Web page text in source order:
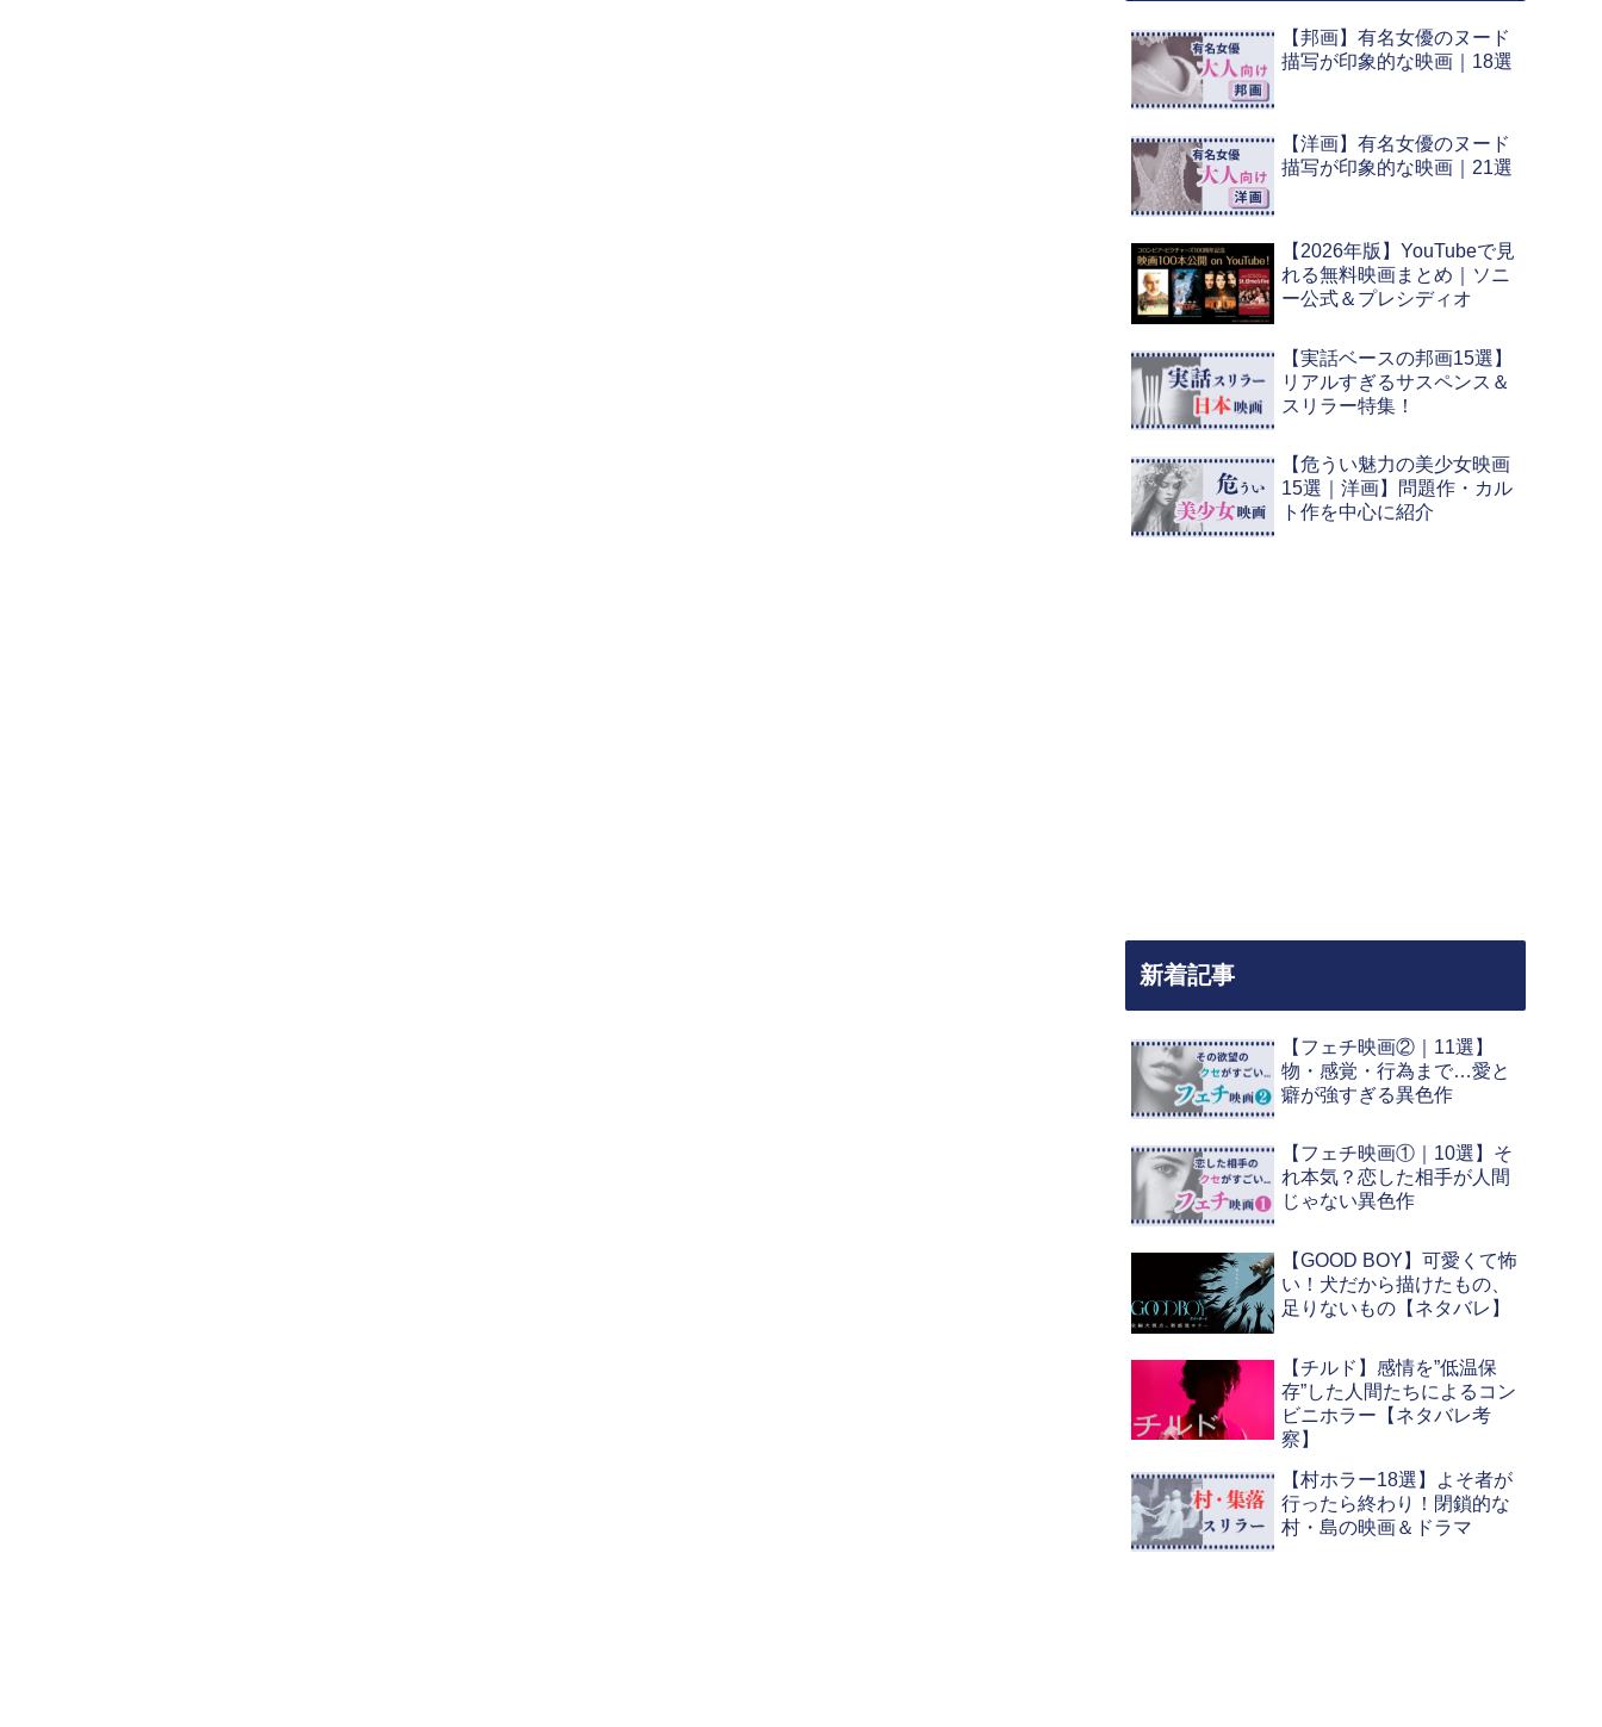
【邦画】有名女優のヌード
描写が印象的な映画｜18選
【洋画】有名女優のヌード
描写が印象的な映画｜21選
【2026年版】YouTubeで見
れる無料映画まとめ｜ソニ
ー公式＆プレシディオ
【実話ベースの邦画15選】
リアルすぎるサスペンス＆
スリラー特集！
【危うい魅力の美少女映画
15選｜洋画】問題作・カル
ト作を中心に紹介
新着記事
【フェチ映画②｜11選】
物・感覚・行為まで…愛と
癖が強すぎる異色作
【フェチ映画①｜10選】そ
れ本気？恋した相手が人間
じゃない異色作
【GOOD BOY】可愛くて怖
い！犬だから描けたもの、
足りないもの【ネタバレ】
【チルド】感情を”低温保
存”した人間たちによるコン
ビニホラー【ネタバレ考
察】
【村ホラー18選】よそ者が
行ったら終わり！閉鎖的な
村・島の映画＆ドラマ